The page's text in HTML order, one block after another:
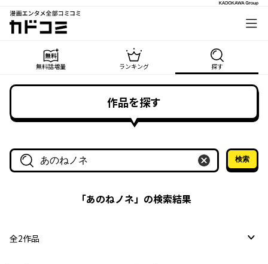
漫画エンタメ全部コミコミ
カドコミ
無料話増量 ランキング 探す
作品を探す
作品名・作家名で探す
検索
「あのねノネ」の検索結果
全2作品